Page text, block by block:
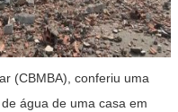
(CBMBA), conferiu uma
água de uma casa em